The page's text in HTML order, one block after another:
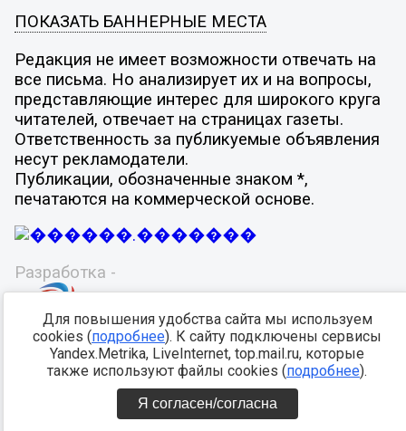
ПОКАЗАТЬ БАННЕРНЫЕ МЕСТА
Редакция не имеет возможности отвечать на
все письма. Но анализирует их и на вопросы,
представляющие интерес для широкого круга
читателей, отвечает на страницах газеты.
Ответственность за публикуемые объявления
несут рекламодатели.
Публикации, обозначенные знаком *,
печатаются на коммерческой основе.
Разработка -
Для повышения удобства сайта мы используем
cookies (подробнее). К сайту подключены сервисы
Yandex.Metrika, LiveInternet, top.mail.ru, которые
также используют файлы cookies (подробнее).
Я согласен/согласна